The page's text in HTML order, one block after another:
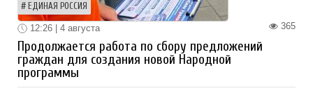
ЕДИНАЯ РОССИЯ
365
12:26 | 4 августа
Продолжается работа по сбору предложений
граждан для создания новой Народной
программы